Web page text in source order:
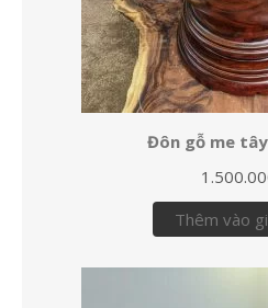
Đôn gỗ me
Thêm vào